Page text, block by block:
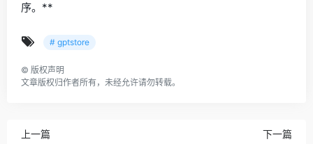
序。**
# gptstore
© 版权声明
文章版权归作者所有，未经允许请勿转载。
上一篇 下一篇